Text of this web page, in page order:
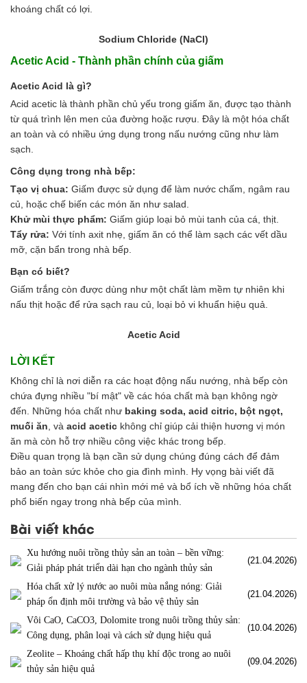
khoáng chất có lợi.
Sodium Chloride (NaCl)
Acetic Acid - Thành phần chính của giấm
Acetic Acid là gì?
Acid acetic là thành phần chủ yếu trong giấm ăn, được tạo thành
từ quá trình lên men của đường hoặc rượu. Đây là một hóa chất
an toàn và có nhiều ứng dụng trong nấu nướng cũng như làm
sạch.
Công dụng trong nhà bếp:
Tạo vị chua: Giấm được sử dụng để làm nước chấm, ngâm rau
củ, hoặc chế biến các món ăn như salad.
Khử mùi thực phẩm: Giấm giúp loại bỏ mùi tanh của cá, thịt.
Tẩy rửa: Với tính axit nhẹ, giấm ăn có thể làm sạch các vết dầu
mỡ, cặn bẩn trong nhà bếp.
Bạn có biết?
Giấm trắng còn được dùng như một chất làm mềm tự nhiên khi
nấu thịt hoặc để rửa sạch rau củ, loại bỏ vi khuẩn hiệu quả.
Acetic Acid
LỜI KẾT
Không chỉ là nơi diễn ra các hoạt động nấu nướng, nhà bếp còn
chứa đựng nhiều "bí mật" về các hóa chất mà bạn không ngờ
đến. Những hóa chất như baking soda, acid citric, bột ngọt,
muối ăn , và acid acetic không chỉ giúp cải thiện hương vị món
ăn mà còn hỗ trợ nhiều công việc khác trong bếp.
Điều quan trọng là bạn cần sử dụng chúng đúng cách để đảm
bảo an toàn sức khỏe cho gia đình mình. Hy vọng bài viết đã
mang đến cho bạn cái nhìn mới mẻ và bổ ích về những hóa chất
phổ biến ngay trong nhà bếp của mình.
Bài viết khác
Xu hướng nuôi trồng thủy sản an toàn – bền vững:
Giải pháp phát triển dài hạn cho ngành thủy sản
(21.04.2026)
Hóa chất xử lý nước ao nuôi mùa nắng nóng: Giải
pháp ổn định môi trường và bảo vệ thủy sản
(21.04.2026)
Vôi CaO, CaCO3, Dolomite trong nuôi trồng thủy sản:
Công dụng, phân loại và cách sử dụng hiệu quả
(10.04.2026)
Zeolite – Khoáng chất hấp thụ khí độc trong ao nuôi
thủy sản hiệu quả
(09.04.2026)